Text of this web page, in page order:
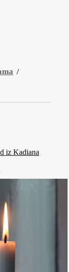
/
iz Kadiana